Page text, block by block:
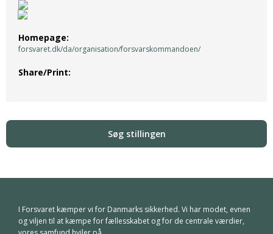
Homepage
forsvaret.dk/da/organisation/forsvarskommandoen/
Share/Print
I Forsvaret kæmper vi for Danmarks sikkerhed. Vi har modet, evnen
og viljen til at kæmpe for fællesskabet og for de centrale værdier,